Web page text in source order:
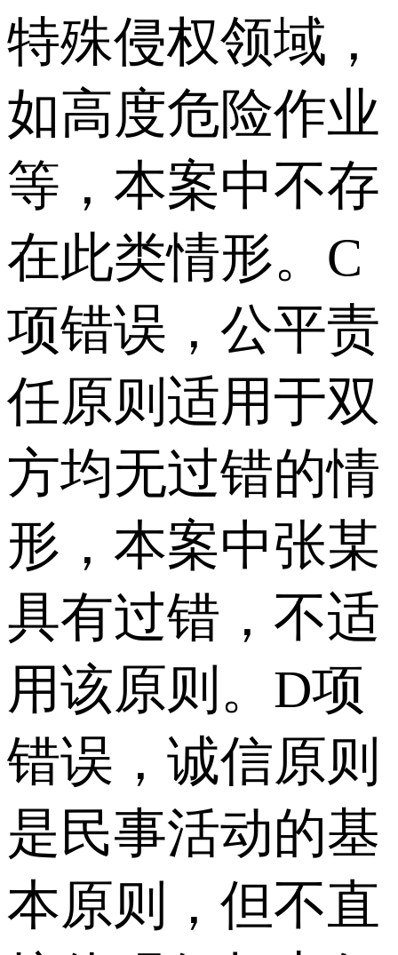
特殊侵权领域，
如高度危险作业
等，本案中不存
在此类情形。C
项错误，公平责
任原则适用于双
方均无过错的情
形，本案中张某
具有过错，不适
用该原则。D项
错误，诚信原则
是民事活动的基
本原则，但不直